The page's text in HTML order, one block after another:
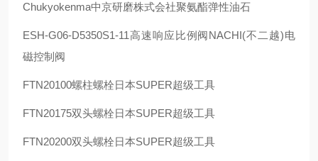
Chukyokenma中京研磨株式会社聚氨酯弹性油石
ESH-G06-D5350S1-11高速响应比例阀NACHI(不二越)电
磁控制阀
FTN20100螺柱螺栓日本SUPER超级工具
FTN20175双头螺栓日本SUPER超级工具
FTN20200双头螺栓日本SUPER超级工具